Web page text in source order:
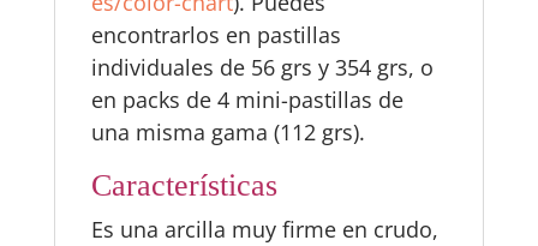
encontrarlos en pastillas
individuales de 56 grs y 354 grs, o
en packs de 4 mini-pastillas de
una misma gama (112 grs).
Características
Es una arcilla muy firme en crudo,